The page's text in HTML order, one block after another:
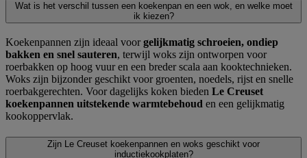
Wat is het verschil tussen een koekenpan en een wok, en welke moet
ik kiezen?
Koekenpannen zijn ideaal voorgelijkmatig schroeien, ondiep
bakken en snel sauteren, terwijl woks zijn ontworpen voor
roerbakken op hoog vuur en een breder scala aan kooktechnieken.
Woks zijn bijzonder geschikt voor groenten, noedels, rijst en snelle
roerbakgerechten. Voor dagelijks koken bieden Le Creuset
koekenpannen uitstekende warmtebehoud en een gelijkmatig
kookoppervlak.
Zijn Le Creuset koekenpannen en woks geschikt voor
inductiekookplaten?